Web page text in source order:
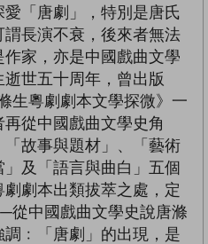
「唐劇」，特別是唐氏
長演不衰，後來者無法
家，亦是中國戲曲文學
世五十周年，曾出版
生粵劇劇本文學探微》一
從中國戲曲文學史角
故事與題材」、「藝術
及「語言與曲白」五個
劇本出類拔萃之處，定
從中國戲曲文學史說唐滌
﹕「唐劇」的出現，是